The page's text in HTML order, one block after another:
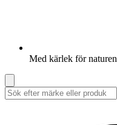
Med kärlek för naturen